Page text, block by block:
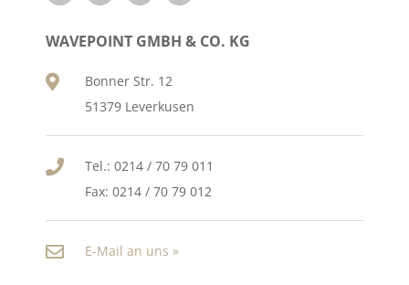
WAVEPOINT GMBH & CO. KG
Bonner Str. 12
51379 Leverkusen
Tel.: 0214 / 70 79 011
Fax: 0214 / 70 79 012
E-Mail an uns »